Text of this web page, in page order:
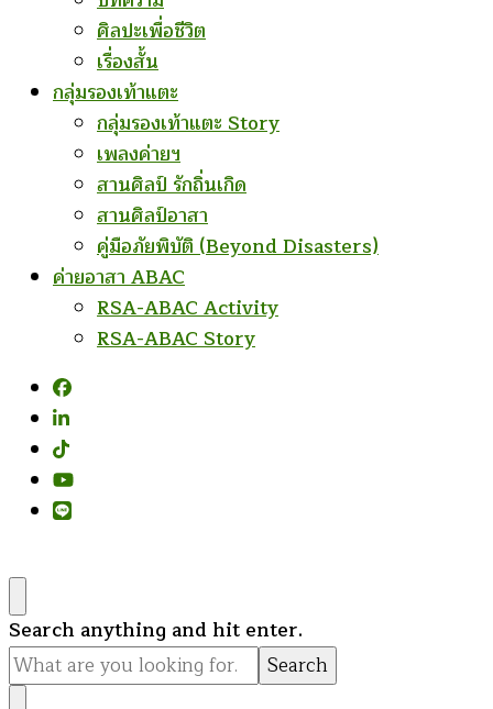
ศิลปะเพื่อชีวิต
เรื่องสั้น
กลุ่มรองเท้าแตะ
กลุ่มรองเท้าแตะ Story
เพลงค่ายฯ
สานศิลป์ รักถิ่นเกิด
สานศิลป์อาสา
คู่มือภัยพิบัติ (Beyond Disasters)
ค่ายอาสา ABAC
RSA-ABAC Activity
RSA-ABAC Story
Looking
for
Something?
Search anything and hit enter.